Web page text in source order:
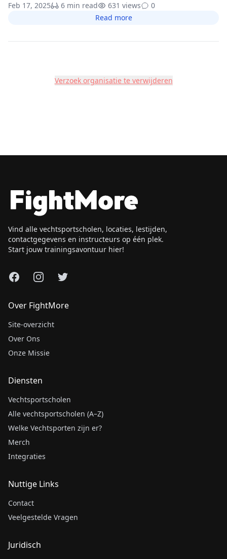
Feb 17, 2025 6 min read 631 views
0
Read more
Verzoek organisatie te verwijderen
Vind alle vechtsportscholen, locaties, lestijden,
contactgegevens en instructeurs op één plek.
Start jouw trainingsavontuur hier!
FacebookInstagram
X
Over FightMore
Site-overzicht
Over Ons
Onze Missie
Diensten
Vechtsportscholen
Alle vechtsportscholen (A–Z)
Welke Vechtsporten zijn er?
Merch
Integraties
Nuttige Links
Contact
Veelgestelde Vragen
Juridisch